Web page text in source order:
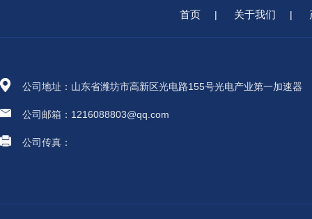
首页 | 关于我们 |
公司地址：山东省潍坊市高新区光电路155号光电产业第一加速器
公司邮箱：1216088803@qq.com
公司传真：